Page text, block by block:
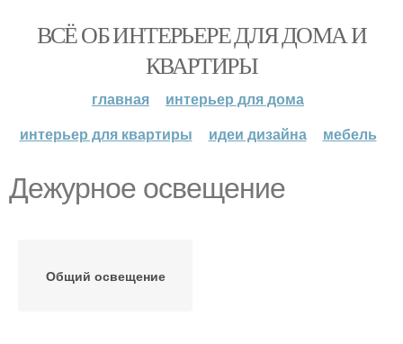
ВСЁ ОБ ИНТЕРЬЕРЕ ДЛЯ ДОМА И
КВАРТИРЫ
главная
интерьер для дома
интерьер для квартиры
идеи дизайна мебель
Дежурное освещение
Общий освещение